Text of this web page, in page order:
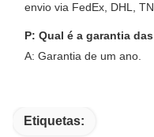
envio via FedEx, DHL,
P: Qual é a garantia
A: Garantia de um ano.
Etiquetas: